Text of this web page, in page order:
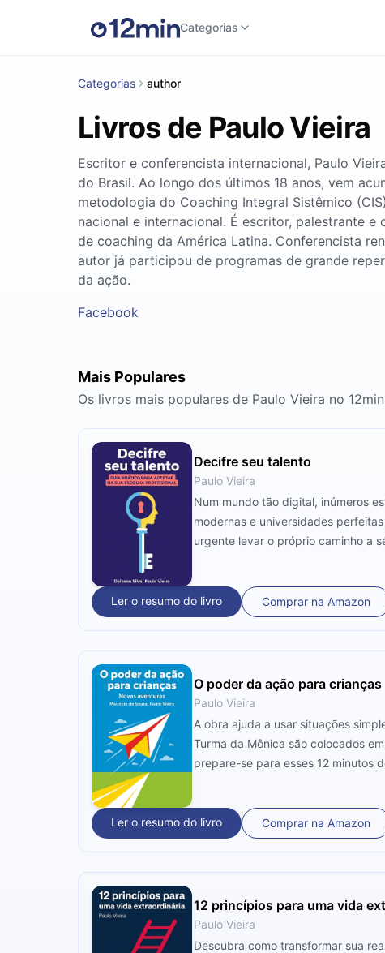
Categorias
Categorias author
Livros de Paulo Vieira
Escritor e conferencista internacional, Paulo
do Brasil. Ao longo dos últimos 18 anos, vem
metodologia do Coaching Integral Sistêmico
nacional e internacional. É escritor, palestrante
de coaching da América Latina. Conferencista
autor já participou de programas de grande
da ação.
Facebook
Mais Populares
Os livros mais populares de Paulo Vieira no 12min
Decifre seu talento
Paulo Vieira
Num mundo tão digital, inúmeros
modernas e universidades
urgente levar o próprio caminho a
Ler o resumo do livro Comprar na Amazon
O poder da ação para crianças
Paulo Vieira
A obra ajuda a usar situações
Turma da Mônica são colocados
prepare-se para esses 12 minutos
Ler o resumo do livro Comprar na Amazon
12 princípios para uma vida
Paulo Vieira
Descubra como transformar sua